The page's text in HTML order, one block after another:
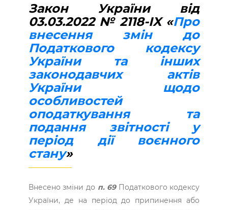
Закон України від
03.03.2022 № 2118-IX «Про
внесення змін до
Податкового кодексу
України та інших
законодавчих актів
України щодо
особливостей
оподаткування та
подання звітності у
період дії воєнного
стану»
Внесено зміни до п. 69Податкового кодексу
України, де на період до припинення або